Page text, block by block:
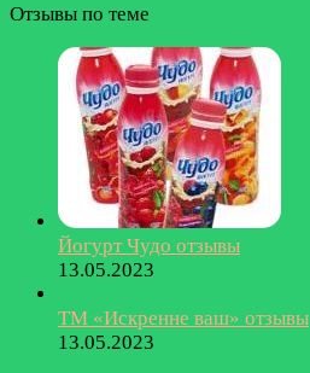
Отзывы по теме
Йогурт Чудо отзывы
13.05.2023
ТМ «Искренне ваш» отзывы
13.05.2023